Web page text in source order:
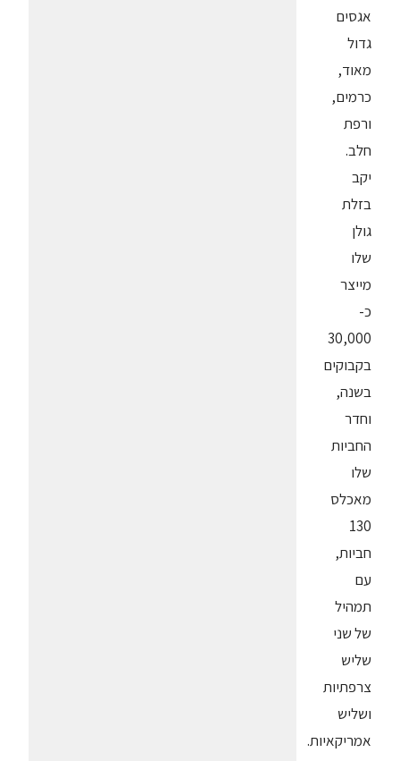
אגסים
גדול
מאוד,
כרמים,
ורפת
חלב.
יקב
בזלת
גולן
שלו
מייצר
כ-
30,000
בקבוקים
בשנה,
וחדר
החביות
שלו
מאכלס
130
חביות,
עם
תמהיל
של שני
שליש
צרפתיות
ושליש
אמריקאיות.